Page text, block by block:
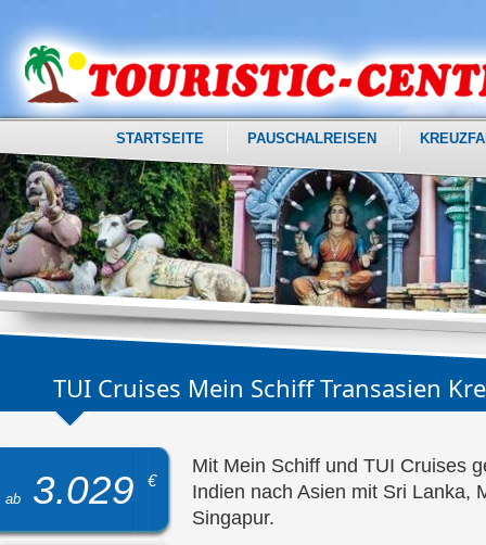
STARTSEITE PAUSCHALREISEN
TUI Cruises Mein Schiff Transasien
ab 3.029 €
Mit Mein Schiff und TUI Cruises
Indien nach Asien mit Sri Lanka,
Singapur.